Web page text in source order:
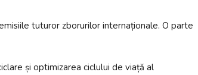
tuturor zborurilor internaționale. O parte
și optimizarea ciclului de viață al